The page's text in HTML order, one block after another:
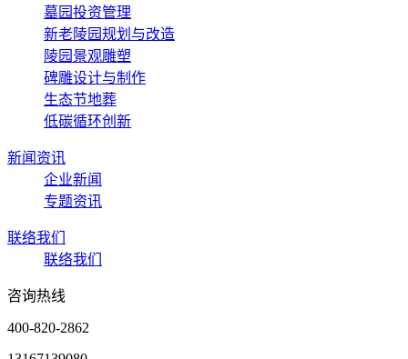
墓园投资管理
新老陵园规划与改造
陵园景观雕塑
碑雕设计与制作
生态节地葬
低碳循环创新
新闻资讯
企业新闻
专题资讯
联络我们
联络我们
咨询热线
400-820-2862